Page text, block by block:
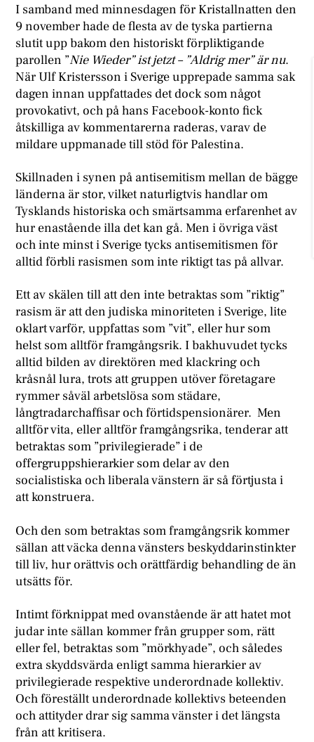
I samband med minnesdagen för Kristallnatten den
9 november hade de flesta av de tyska partierna
slutit upp bakom den historiskt förpliktigande
parollen ”Nie Wieder” ist jetzt – ”Aldrig mer” är nu.
När Ulf Kristersson i Sverige upprepade samma sak
dagen innan uppfattades det dock som något
provokativt, och på hans Facebook-konto fick
åtskilliga av kommentarerna raderas, varav de
mildare uppmanade till stöd för Palestina.
Skillnaden i synen på antisemitism mellan de bägge
länderna är stor, vilket naturligtvis handlar om
Tysklands historiska och smärtsamma erfarenhet av
hur enastående illa det kan gå. Men i övriga väst
och inte minst i Sverige tycks antisemitismen för
alltid förbli rasismen som inte riktigt tas på allvar.
Ett av skälen till att den inte betraktas som ”riktig”
rasism är att den judiska minoriteten i Sverige, lite
oklart varför, uppfattas som ”vit”, eller hur som
helst som alltför framgångsrik. I bakhuvudet tycks
alltid bilden av direktören med klackring och
kråsnål lura, trots att gruppen utöver företagare
rymmer såväl arbetslösa som städare,
långtradarchaffisar och förtidspensionärer. Men
alltför vita, eller alltför framgångsrika, tenderar att
betraktas som ”privilegierade” i de
offergruppshierarkier som delar av den
socialistiska och liberala vänstern är så förtjusta i
att konstruera.
Och den som betraktas som framgångsrik kommer
sällan att väcka denna vänsters beskyddarinstinkter
till liv, hur orättvis och orättfärdig behandling de än
utsätts för.
Intimt förknippat med ovanstående är att hatet mot
judar inte sällan kommer från grupper som, rätt
eller fel, betraktas som ”mörkhyade”, och således
extra skyddsvärda enligt samma hierarkier av
privilegierade respektive underordnade kollektiv.
Och föreställt underordnade kollektivs beteenden
och attityder drar sig samma vänster i det längsta
från att kritisera.